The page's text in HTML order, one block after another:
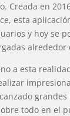
Creada en
esta
y hoy se
a esta
grandes
todo en el